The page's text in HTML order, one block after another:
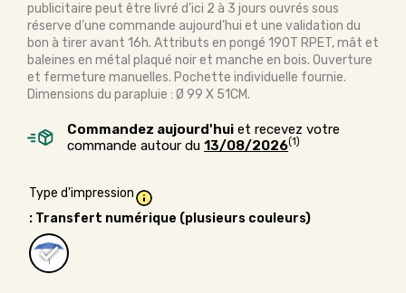
publicitaire peut être livré d’ici 2 à 3 jours ouvrés sous
réserve d’une commande aujourd’hui et une validation du
bon à tirer avant 16h. Attributs en pongé 190T RPET, mât et
baleines en métal plaqué noir et manche en bois. Ouverture
et fermeture manuelles. Pochette individuelle fournie.
Dimensions du parapluie : Ø 99 X 51CM.
Commandez aujourd'hui et recevez votre
commande autour du 13/08/2026(1)
Type d'impression
: Transfert numérique (plusieurs couleurs)